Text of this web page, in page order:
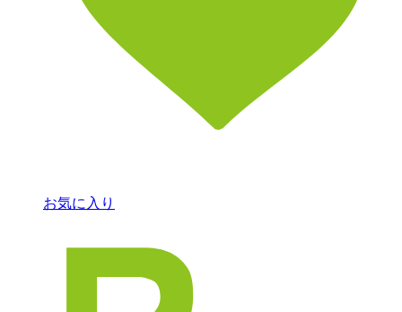
お気に入り